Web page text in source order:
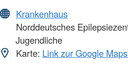
Krankenhaus
Norddeutsches
Jugendliche
Karte: Link zur Google